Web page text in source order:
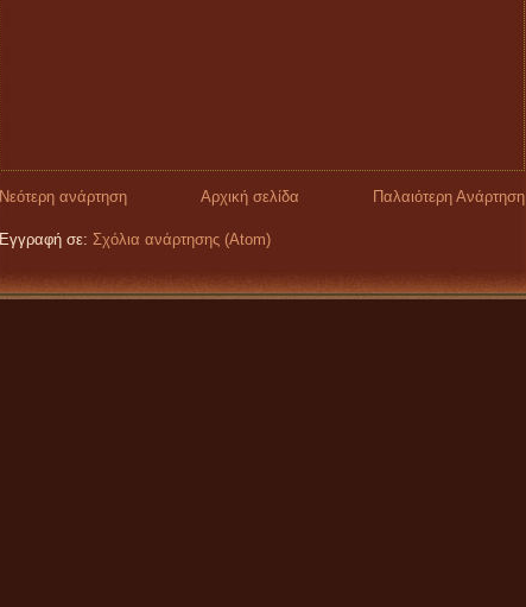
Νεότερη ανάρτηση Παλαιότερη Ανάρτηση
Αρχική σελίδα
Εγγραφή σε: Σχόλια ανάρτησης (Atom)